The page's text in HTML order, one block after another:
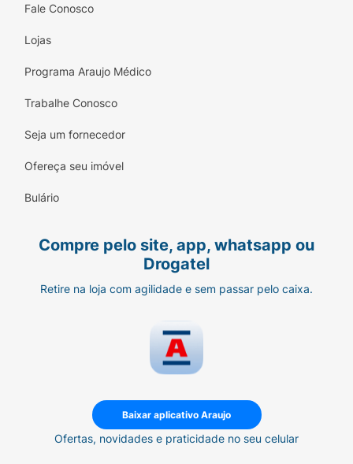
Fale Conosco
Lojas
Programa Araujo Médico
Trabalhe Conosco
Seja um fornecedor
Ofereça seu imóvel
Bulário
Compre pelo site, app, whatsapp ou
Drogatel
Retire na loja com agilidade e sem passar pelo caixa.
Baixar aplicativo Araujo
Ofertas, novidades e praticidade no seu celular